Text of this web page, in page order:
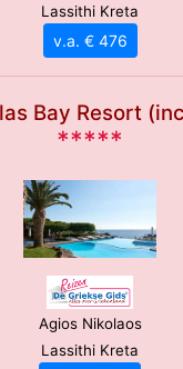
Lassithi Kreta
v.a. € 476
Bay Resort
*****
Agios Nikolaos
Lassithi Kreta